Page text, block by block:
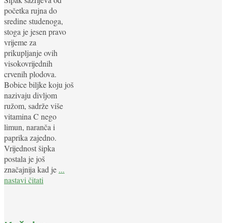
početka rujna do
sredine studenoga,
stoga je jesen pravo
vrijeme za
prikupljanje ovih
visokovrijednih
crvenih plodova.
Bobice biljke koju još
nazivaju divljom
ružom, sadrže više
vitamina C nego
limun, naranča i
paprika zajedno.
Vrijednost šipka
postala je još
značajnija kad je ...
nastavi čitati